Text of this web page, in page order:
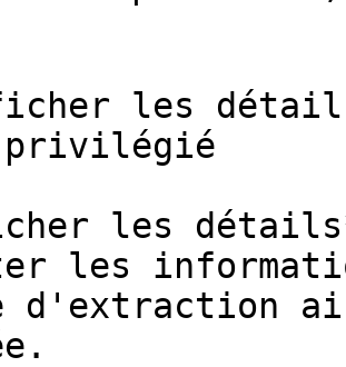
les
privilégié
les
les
d'extraction